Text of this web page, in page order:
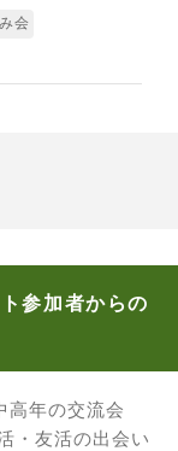
会
参加者からの
高年の交流会
・友活の出会い